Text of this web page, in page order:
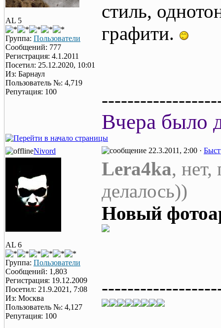
AL 5
Группа: Пользователи
Сообщений: 777
Регистрация: 4.1.2011
Посетил: 25.12.2020, 10:01
Из: Барнаул
Пользователь №: 4,719
Репутация: 100
стиль,
графити.
Вчера было
Nivord 22.3.2011, 2:00 ·
AL 6
Группа: Пользователи
Сообщений: 1,803
Регистрация: 19.12.2009
Посетил: 21.9.2021, 7:08
Из: Москва
Пользователь №: 4,127
Репутация: 100
Lera4ka, нет,
делалось))
Новый